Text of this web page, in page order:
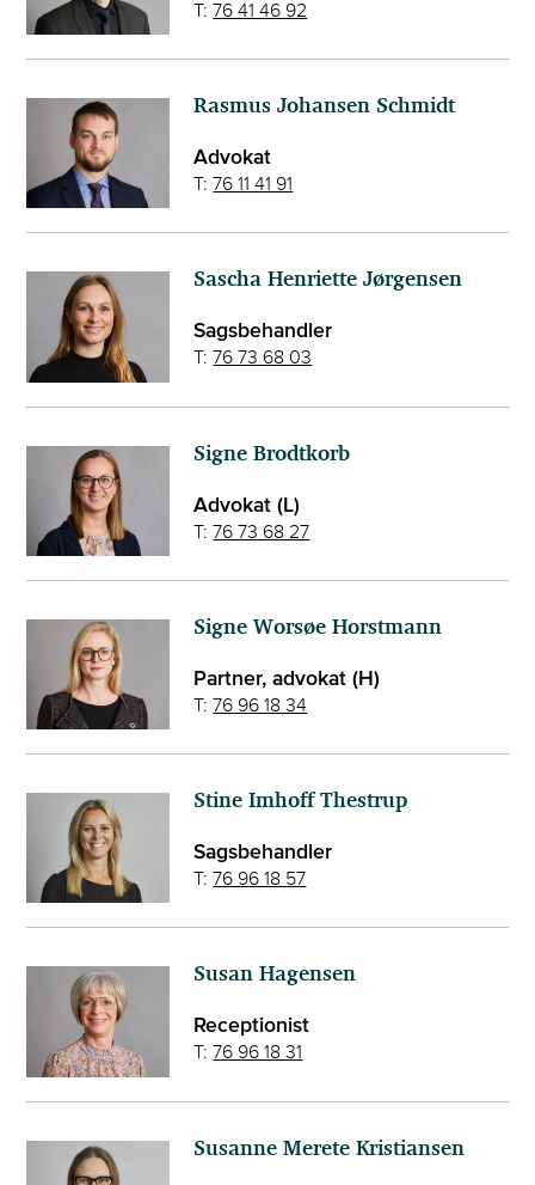
T:76 41 46 92
Rasmus Johansen Schmidt
Advokat
T:76 11 41 91
Sascha Henriette Jørgensen
Sagsbehandler
T:76 73 68 03
Signe Brodtkorb
Advokat (L)
T:76 73 68 27
Signe Worsøe Horstmann
Partner, advokat (H)
T:76 96 18 34
Stine Imhoff Thestrup
Sagsbehandler
T:76 96 18 57
Susan Hagensen
Receptionist
T:76 96 18 31
Susanne Merete Kristiansen